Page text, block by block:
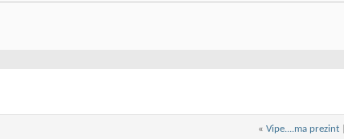
« Vipe....ma prezint|